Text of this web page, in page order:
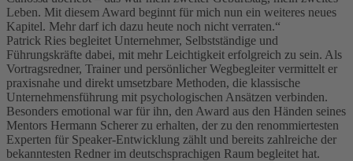
Leben. Mit diesem Award beginnt für mich nun ein weiteres neues
Kapitel. Mehr darf ich dazu heute noch nicht verraten.“
Patrick Ries begleitet Unternehmer, Selbstständige und
Führungskräfte dabei, mit mehr Leichtigkeit erfolgreich zu sein. Als
Vortragsredner, Trainer und persönlicher Wegbegleiter vermittelt er
praxisnahe und direkt umsetzbare Methoden, die klassische
Unternehmensführung mit psychologischen Ansätzen verbinden.
Besonders emotional war für ihn, den Award aus den Händen seines
Mentors Hermann Scherer zu erhalten, der zu den renommiertesten
Experten für Speaker-Entwicklung zählt und bereits zahlreiche der
bekanntesten Redner im deutschsprachigen Raum begleitet hat.